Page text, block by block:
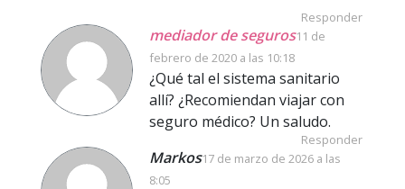
Responder
mediador de seguros11 de
febrero de 2020 a las 10:18
¿Qué tal el sistema sanitario
allí? ¿Recomiendan viajar con
seguro médico? Un saludo.
Responder
Markos17 de marzo de 2026 a las
8:05